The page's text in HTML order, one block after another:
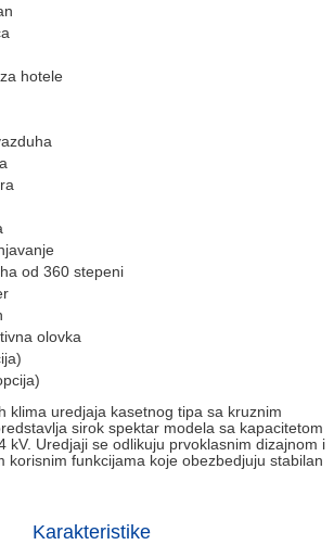
hotele
od 360 stepeni
olovka
klima uredjaja kasetnog tipa sa kruznim
sirok spektar modela sa kapacitetom
kV. Uredjaji se odlikuju prvoklasnim dizajnom i
korisnim funkcijama koje obezbedjuju stabilan
Karakteristike